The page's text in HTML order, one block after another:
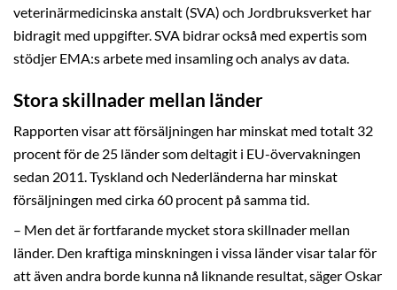
veterinärmedicinska anstalt (SVA) och Jordbruksverket har
bidragit med uppgifter. SVA bidrar också med expertis som
stödjer EMA:s arbete med insamling och analys av data.
Stora skillnader mellan länder
Rapporten visar att försäljningen har minskat med totalt 32
procent för de 25 länder som deltagit i EU-övervakningen
sedan 2011. Tyskland och Nederländerna har minskat
försäljningen med cirka 60 procent på samma tid.
– Men det är fortfarande mycket stora skillnader mellan
länder. Den kraftiga minskningen i vissa länder visar talar för
att även andra borde kunna nå liknande resultat, säger Oskar